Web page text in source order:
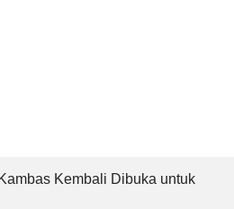
Kembali Dibuka untuk